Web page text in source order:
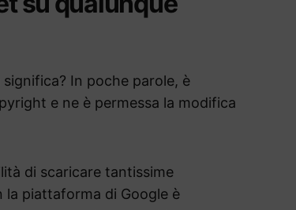
In poche parole, è
e ne è permessa la modifica
di scaricare tantissime
la piattaforma di Google è